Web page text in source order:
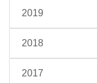
2019
2018
2017